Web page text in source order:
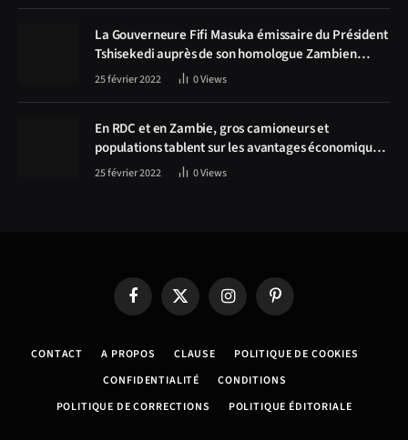
La Gouverneure Fifi Masuka émissaire du Président
Tshisekedi auprès de son homologue Zambien
Hichilema, la construction de la route Kolwezi -
25 février 2022 0Views
En RDC et en Zambie, gros camioneurs et
populations tablent sur les avantages économiques
de la route Kolwezi-Solwezi
25 février 2022 0Views
FacebookX
(Twitter)
InstagramPinterest
CONTACT A PROPOS CLAUSE
POLITIQUE DE COOKIES
CONFIDENTIALITÉ
CONDITIONS
POLITIQUE DE CORRECTIONS
POLITIQUE ÉDITORIALE